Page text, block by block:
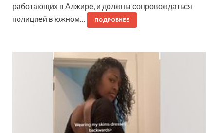
работающих в Алжире, и должны сопровождаться
полицией в южном…
ПОДРОБНЕЕ